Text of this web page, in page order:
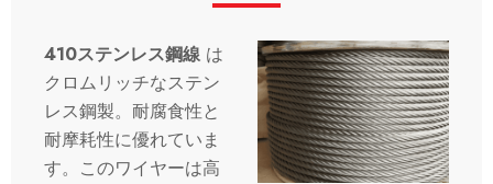
410ステンレス鋼線 は
クロムリッチなステン
レス鋼製。耐腐食性と
耐摩耗性に優れていま
す。このワイヤーは高